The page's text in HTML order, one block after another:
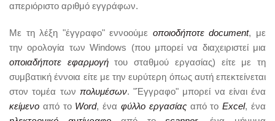
απεριόριστο αριθμό εγγράφων.
Με τη λέξη "έγγραφο" εννοούμε οποιοδήποτε document, με
την ορολογία των Windows (που μπορεί να διαχειριστεί μια
οποιαδήποτε εφαρμογήτου σταθμού εργασίας) είτε με τη
συμβατική έννοια είτε με την ευρύτερη όπως αυτή επεκτείνεται
στον τομέα των πολυμέσων. "Έγγραφο" μπορεί να είναι ένα
κείμενο από το Word, έναφύλλο εργασίαςαπό τοExcel, ένα